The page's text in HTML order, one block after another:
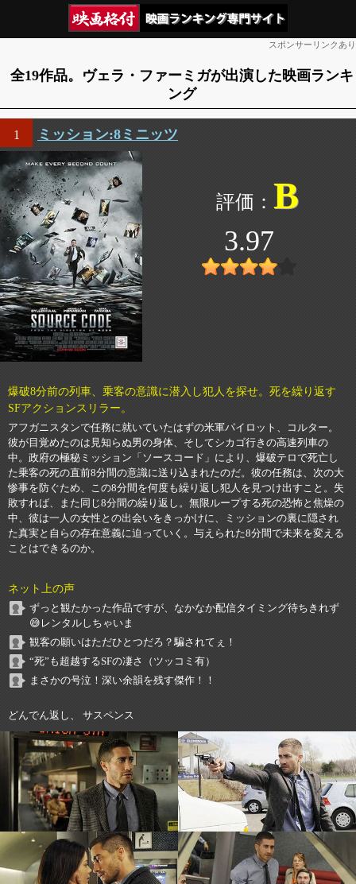
スポンサーリンクあり
全19作品。ヴェラ・ファーミガが出演した映画ランキ
ング
1 ミッション:8ミニッツ
B
3.97
爆破8分前の列車、乗客の意識に潜入し犯人を探せ。死を繰り返す
SFアクションスリラー。
アフガニスタンで任務に就いていたはずの米軍パイロット、コルター。
彼が目覚めたのは見知らぬ男の身体、そしてシカゴ行きの高速列車の
中。政府の極秘ミッション「ソースコード」により、爆破テロで死亡し
た乗客の死の直前8分間の意識に送り込まれたのだ。彼の任務は、次の大
惨事を防ぐため、この8分間を何度も繰り返し犯人を見つけ出すこと。失
敗すれば、また同じ8分間の繰り返し。無限ループする死の恐怖と焦燥の
中、彼は一人の女性との出会いをきっかけに、ミッションの裏に隠され
た真実と自らの存在意義に迫っていく。与えられた8分間で未来を変える
ことはできるのか。
ネット上の声
ずっと観たかった作品ですが、なかなか配信タイミング待ちきれず
😅レンタルしちゃいま
観客の願いはただひとつだろ？騙されてぇ！
“死”も超越するSFの凄さ（ツッコミ有）
まさかの号泣！深い余韻を残す傑作！！
どんでん返し、 サスペンス